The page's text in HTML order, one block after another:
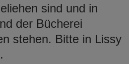
sind und in
der Bücherei
stehen. Bitte in Lissy